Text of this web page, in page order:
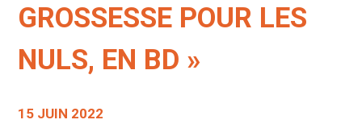
GROSSESSE POUR LES
NULS, EN BD »
15 JUIN 2022